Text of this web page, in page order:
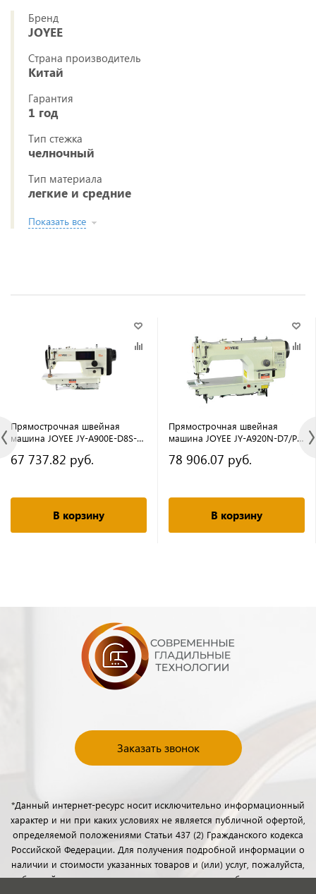
Бренд
JOYEE
Страна производитель
Китай
Гарантия
1 год
Тип стежка
челночный
Тип материала
легкие и средние
Показать все
Прямострочная швейная
машина JOYEE JY-A900E-D8S-
67 737.82 руб.
В корзину
Прямострочная швейная
машина JOYEE JY-A920N-D7/PF
78 906.07 руб.
В корзину
Заказать звонок
*Данный интернет-ресурс носит исключительно информационный
характер и ни при каких условиях не является публичной офертой,
определяемой положениями Статьи 437 (2) Гражданского кодекса
Российской Федерации. Для получения подробной информации о
наличии и стоимости указанных товаров и (или) услуг, пожалуйста,
обращайтесь к менеджерам отдела клиентского обслуживания с